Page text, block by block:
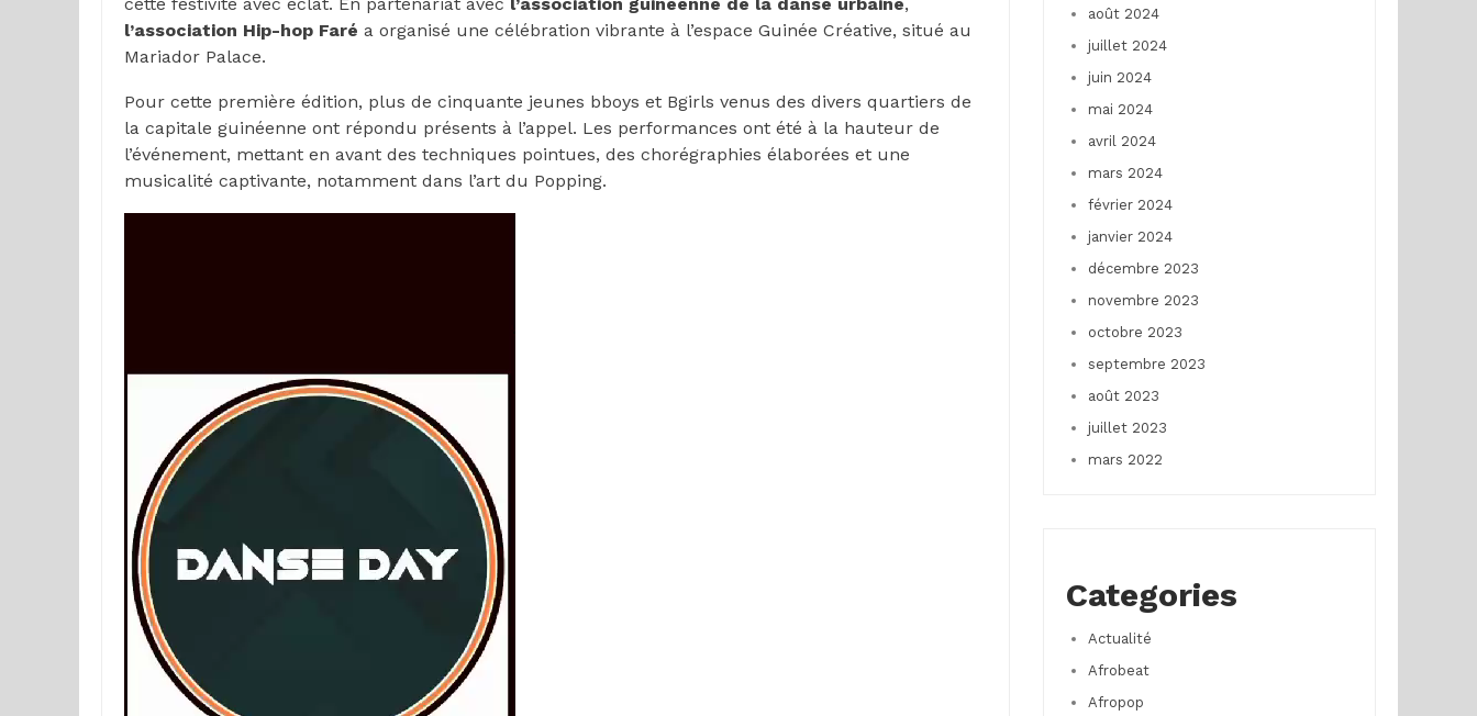
l’association Hip-hop Faré a organisé une célébration vibrante à l’espace Guinée Créative, situé au
Mariador Palace.
Pour cette première édition, plus de cinquante jeunes bboys et Bgirls venus des divers quartiers de
la capitale guinéenne ont répondu présents à l’appel. Les performances ont été à la hauteur de
l’événement, mettant en avant des techniques pointues, des chorégraphies élaborées et une
musicalité captivante, notamment dans l’art du Popping.
août 2024
juillet 2024
juin 2024
mai 2024
avril 2024
mars 2024
février 2024
janvier 2024
décembre 2023
novembre 2023
octobre 2023
septembre 2023
août 2023
juillet 2023
mars 2022
Categories
Actualité
Afrobeat
Afropop